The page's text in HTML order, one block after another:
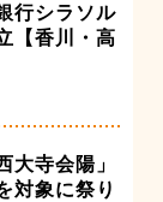
行シラソル
【香川・高
大寺会陽」
対象に祭り